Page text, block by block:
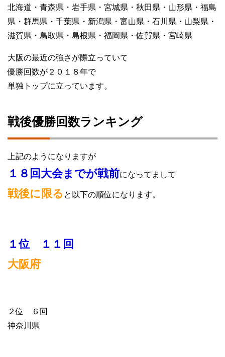
北海道・青森県・岩手県・宮城県・秋田県・山形県・福島
県・群馬県・千葉県・新潟県・富山県・石川県・山梨県・
滋賀県・鳥取県・島根県・福岡県・佐賀県・宮崎県
大阪の最近の強さが際立っていて
優勝回数が２０１８年で
単独トップに立っています。
戦後優勝回数ランキング
上記のようになりますが
１８回大会までが戦前になってまして
戦後に限る と以下の順位になります。
１位 １１回
大阪府
２位 ６回
神奈川県